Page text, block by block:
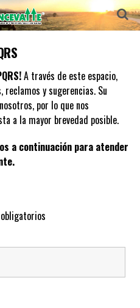
A través de este espacio,
reclamos y sugerencias. Su
por lo que nos
a la mayor brevedad posible.
a continuación para atender